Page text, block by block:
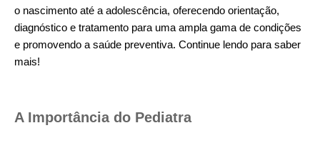
o nascimento até a adolescência, oferecendo orientação,
diagnóstico e tratamento para uma ampla gama de condições
e promovendo a saúde preventiva. Continue lendo para saber
mais!
A Importância do Pediatra